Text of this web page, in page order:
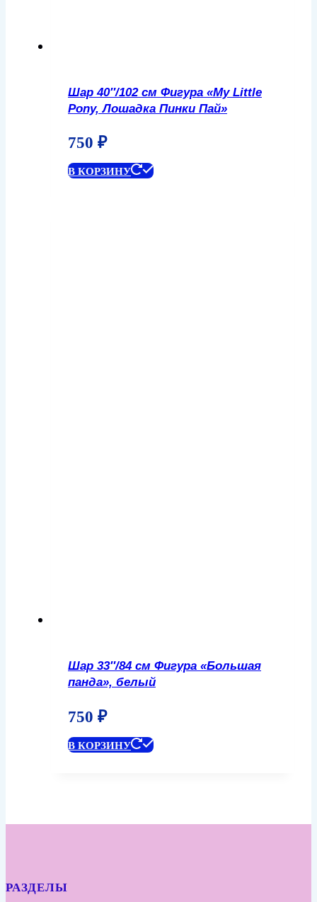
Шар 40″/102 см Фигура «My Little
Pony, Лошадка Пинки Пай»
750 ₽
В КОРЗИНУ
Шар 33″/84 см Фигура «Большая
панда», белый
750 ₽
В КОРЗИНУ
РАЗДЕЛЫ